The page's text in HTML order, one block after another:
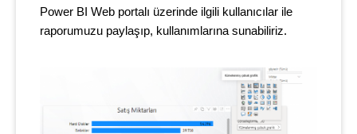
Power BI Web portalı üzerinde ilgili kullanıcılar ile
raporumuzu paylaşıp, kullanımlarına sunabiliriz.